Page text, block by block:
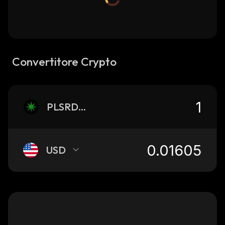
Convertitore Crypto
PLSRDNT
USD